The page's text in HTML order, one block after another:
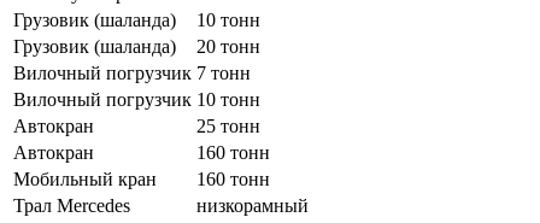
Грузовик (шаланда)
10 тонн
Грузовик (шаланда)
20 тонн
Вилочный погрузчик 7 тонн
Вилочный погрузчик 10 тонн
Автокран
25 тонн
Автокран
160 тонн
Мобильный кран
160 тонн
Трал Mercedes
низкорамный